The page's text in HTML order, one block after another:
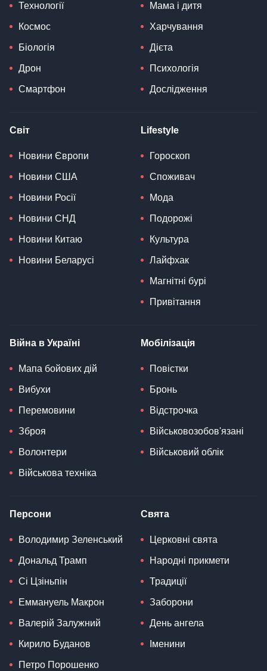
Технології
Космос
Біологія
Дрон
Смартфон
Мама і дитя
Харчування
Дієта
Психологія
Дослідження
Світ
Новини Європи
Новини США
Новини Росії
Новини СНД
Новини Китаю
Новини Беларусі
Lifestyle
Гороскоп
Споживач
Мода
Подорожі
Культура
Лайфхак
Магнітні бурі
Привітання
Війна в Україні
Мапа бойових дій
Вибухи
Перемовини
Зброя
Волонтери
Військова техніка
Мобілізація
Повістки
Бронь
Відстрочка
Військовозобов'язані
Військовий облік
Персони
Володимир Зеленський
Дональд Трамп
Сі Цзіньпін
Еммануель Макрон
Валерій Залужний
Кирило Буданов
Петро Порошенко
Свята
Церковні свята
Народні прикмети
Традиції
Заборони
День ангела
Іменини